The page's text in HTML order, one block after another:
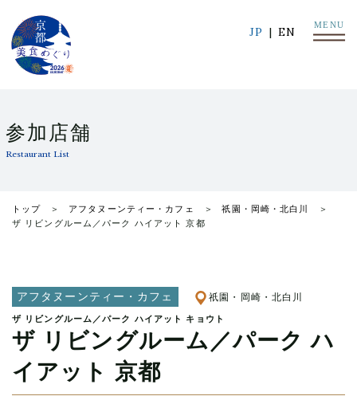
MENU
JP EN
参加店舗
Restaurant List
トップ アフタヌーンティー・カフェ
祇園・岡崎・北白川
ザ リビングルーム／パーク ハイアット 京都
アフタヌーンティー・カフェ 祇園・岡崎・北白川
ザ リビングルーム／パーク ハイアット キョウト
ザ リビングルーム／パーク ハ
イアット 京都